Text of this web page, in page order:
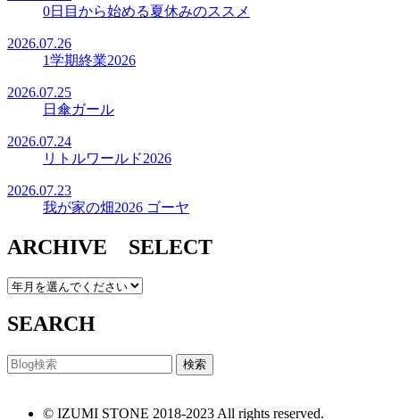
0日目から始める夏休みのススメ
2026.07.26
1学期終業2026
2026.07.25
日傘ガール
2026.07.24
リトルワールド2026
2026.07.23
我が家の畑2026 ゴーヤ
ARCHIVE SELECT
SEARCH
© IZUMI STONE 2018-2023 All rights reserved.